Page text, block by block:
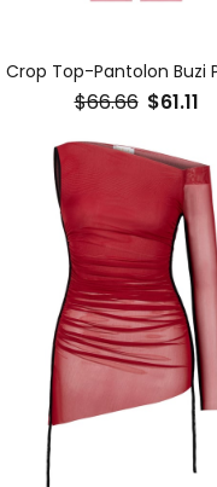
$61.11
$66.66